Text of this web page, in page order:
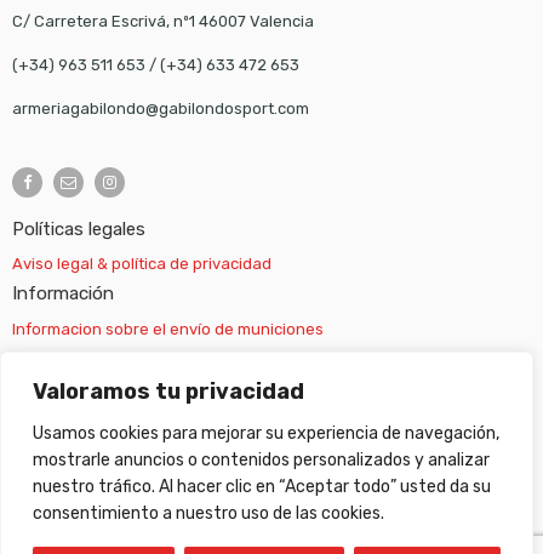
Valoramos tu privacidad
Usamos cookies para mejorar su experiencia de navegación,
mostrarle anuncios o contenidos personalizados y analizar
nuestro tráfico. Al hacer clic en “Aceptar todo” usted da su
consentimiento a nuestro uso de las cookies.
C/ Carretera Escrivá, nº1 46007 Valencia
(+34) 963 511 653 / (+34) 633 472 653
armeriagabilondo@gabilondosport.com
Políticas legales
Aviso legal & política de privacidad
Información
Informacion sobre el envío de municiones
Información sobre el envío de armas
Cambios y devoluciones
Suscripción newsletter